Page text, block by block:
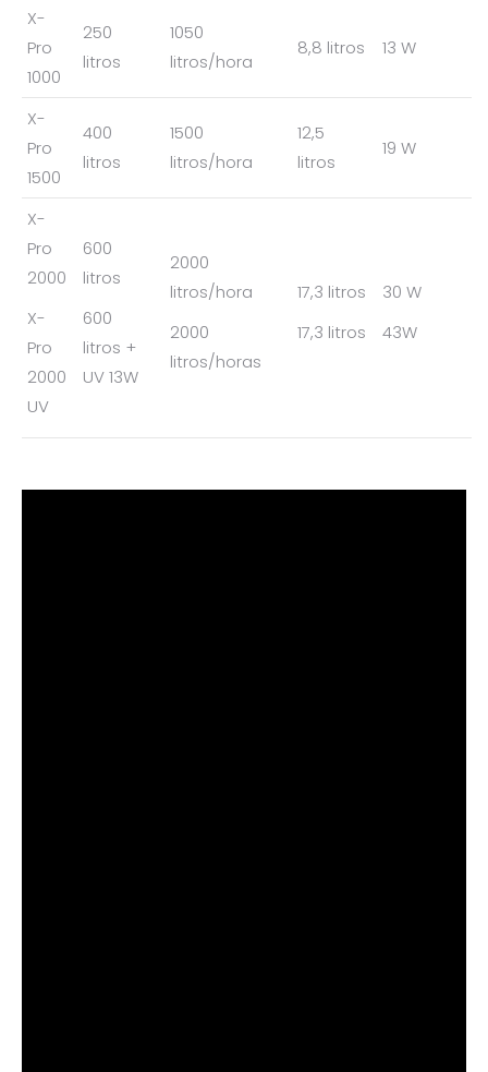
X-
Pro
1000
250
litros
1050
litros/hora
8,8 litros 13 W
X-
Pro
1500
400
litros
1500
litros/hora
12,5
litros
19 W
X-
Pro
2000
X-
Pro
2000
UV
600
litros
600
litros +
UV 13W
2000
litros/hora
2000
litros/horas
17,3 litros
17,3 litros
30 W
43W